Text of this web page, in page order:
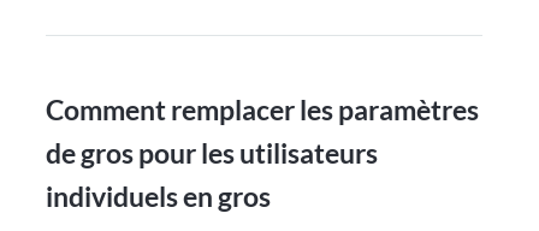
Comment remplacer les paramètres
de gros pour les utilisateurs
individuels en gros